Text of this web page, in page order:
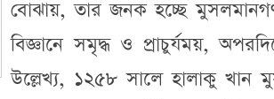
বোঝায়, তার জনক হচ্ছে
বিজ্ঞানে সমৃদ্ধ ও প্রাচুর্যময়,
উল্লেখ্য, ১২৫৮ সালে হালাকু খান